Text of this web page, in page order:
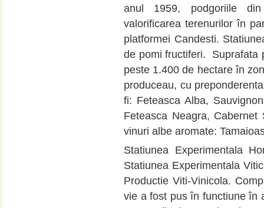
anul 1959, podgoriile
valorificarea terenurilor în
platformei Candesti.
de pomi fructiferi. Suprafata
peste 1.400 de hectare în
produceau, cu
fi: Feteasca Alba,
Feteasca Neagra,
vinuri albe aromate:
Statiunea Experimentala
Statiunea Experimentala
Productie Viti-Vinicola.
vie a fost pus în functiune în